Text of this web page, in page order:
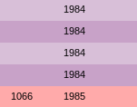
1984
1984
1984
1984
1066 1985